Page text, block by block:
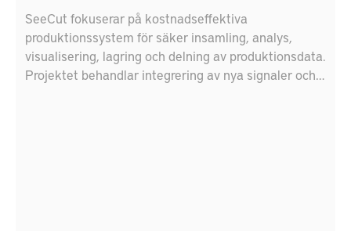
SeeCut fokuserar på kostnadseffektiva
produktionssystem för säker insamling, analys,
visualisering, lagring och delning av produktionsdata.
Projektet behandlar integrering av nya signaler och